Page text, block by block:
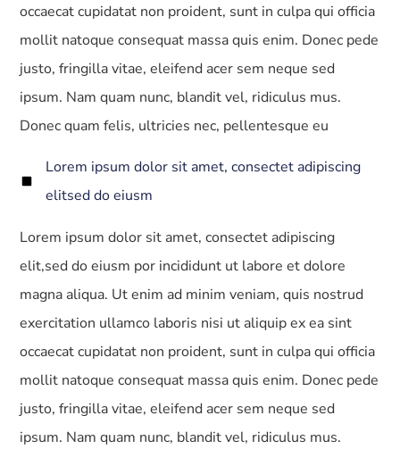
occaecat cupidatat non proident, sunt in culpa qui officia
mollit natoque consequat massa quis enim. Donec pede
justo, fringilla vitae, eleifend acer sem neque sed
ipsum. Nam quam nunc, blandit vel, ridiculus mus.
Donec quam felis, ultricies nec, pellentesque eu
Lorem ipsum dolor sit amet, consectet adipiscing
elitsed do eiusm
Lorem ipsum dolor sit amet, consectet adipiscing
elit,sed do eiusm por incididunt ut labore et dolore
magna aliqua. Ut enim ad minim veniam, quis nostrud
exercitation ullamco laboris nisi ut aliquip ex ea sint
occaecat cupidatat non proident, sunt in culpa qui officia
mollit natoque consequat massa quis enim. Donec pede
justo, fringilla vitae, eleifend acer sem neque sed
ipsum. Nam quam nunc, blandit vel, ridiculus mus.